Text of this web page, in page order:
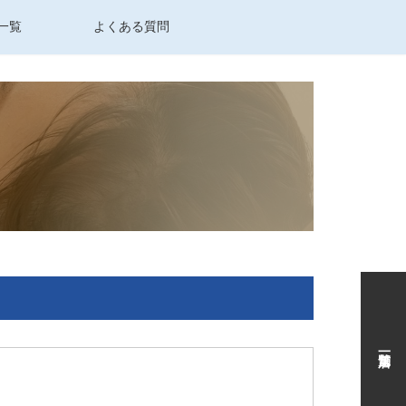
覧 よくある質問